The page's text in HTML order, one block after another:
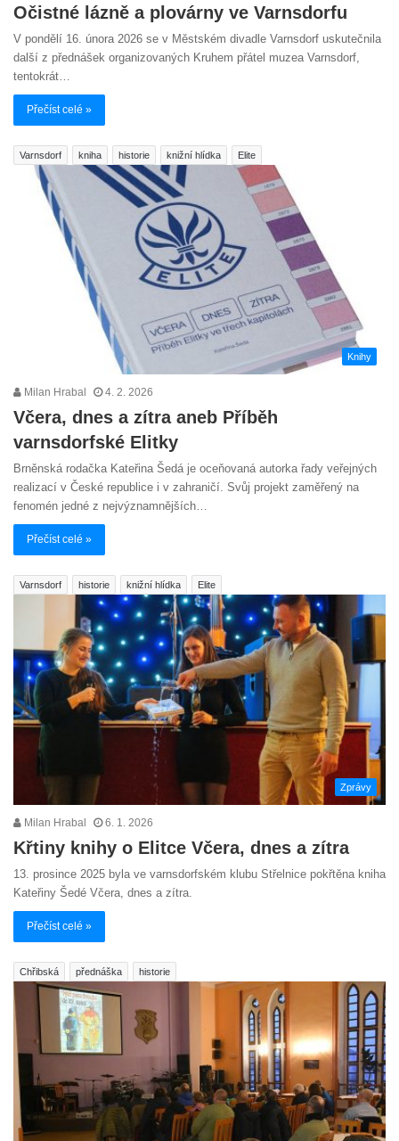
Očistné lázně a plovárny ve Varnsdorfu
V pondělí 16. února 2026 se v Městském divadle Varnsdorf uskutečnila
další z přednášek organizovaných Kruhem přátel muzea Varnsdorf,
tentokrát…
Přečíst celé »
Varnsdorf kniha historie knižní hlídka Elite
Knihy
Milan Hrabal 4. 2. 2026
Včera, dnes a zítra aneb Příběh
varnsdorfské Elitky
Brněnská rodačka Kateřina Šedá je oceňovaná autorka řady veřejných
realizací v České republice i v zahraničí. Svůj projekt zaměřený na
fenomén jedné z nejvýznamnějších…
Přečíst celé »
Varnsdorf historie knižní hlídka Elite
Zprávy
Milan Hrabal 6. 1. 2026
Křtiny knihy o Elitce Včera, dnes a zítra
13. prosince 2025 byla ve varnsdorfském klubu Střelnice pokřtěna kniha
Kateřiny Šedé Včera, dnes a zítra.
Přečíst celé »
Chřibská přednáška historie